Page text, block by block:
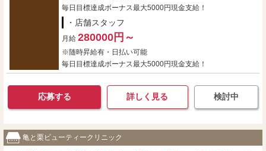
毎日目標達成ボーナス最大5000円現金支給！
・店舗スタッフ
月給 280000円～
※随時昇給有・日払い可能
毎日目標達成ボーナス最大5000円現金支給！
応募する 詳しく見る 検討中
亀と栗ビューティークリニック